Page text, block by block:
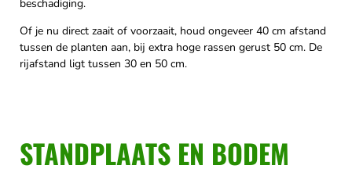
beschadiging.
Of je nu direct zaait of voorzaait, houd ongeveer 40 cm afstand
tussen de planten aan, bij extra hoge rassen gerust 50 cm. De
rijafstand ligt tussen 30 en 50 cm.
STANDPLAATS EN BODEM